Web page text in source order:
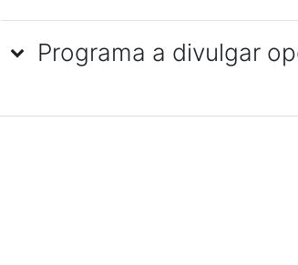
Programa a divulgar